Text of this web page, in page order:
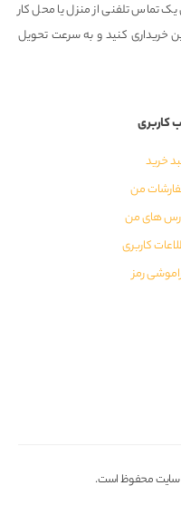
یک تماس تلفنی از منزل یا محل کار
خریداری کنید و به سرعت تحویل
کاربری
خرید
من
های من
کاربری
رمز